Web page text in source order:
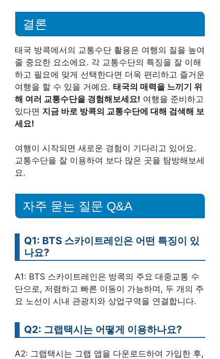
결론
태국 방콕에서의 교통수단 활용은 여행의 질을 높여
줄 중요한 요소에요. 각 교통수단의 특징을 잘 이해
하고 필요에 맞게 선택한다면 더욱 편리하고 즐거운
여행을 할 수 있을 거예요. 태국의 매력을 느끼기 위
해 여러 교통수단을 경험해보세요! 여행을 준비하고
있다면 지금 바로 방콕의 교통수단에 대해 검색해 보
세요!
여행이 시작되면 새로운 경험이 기다리고 있어요.
교통수단을 잘 이용하여 보다 많은 곳을 탐방해보세
요.
자주 묻는 질문 Q&A
Q1: BTS 스카이트레인은 어떤 특징이 있
나요?
A1: BTS 스카이트레인은 방콕의 주요 대중교통 수
단으로, 저렴하고 빠른 이동이 가능하며, 두 개의 주
요 노선이 시내 관광지와 상업구역을 연결합니다.
Q2: 그랩택시는 어떻게 이용하나요?
A2: 그랩택시는 그랩 앱을 다운로드하여 가입한 후,